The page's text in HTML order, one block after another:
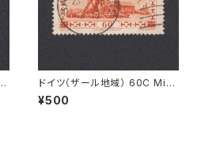
ドイツ（ザール地域） 60C Mi#1
86 使用済み切手｜SAARBRÜ
CKEN 23.1.1935
¥500